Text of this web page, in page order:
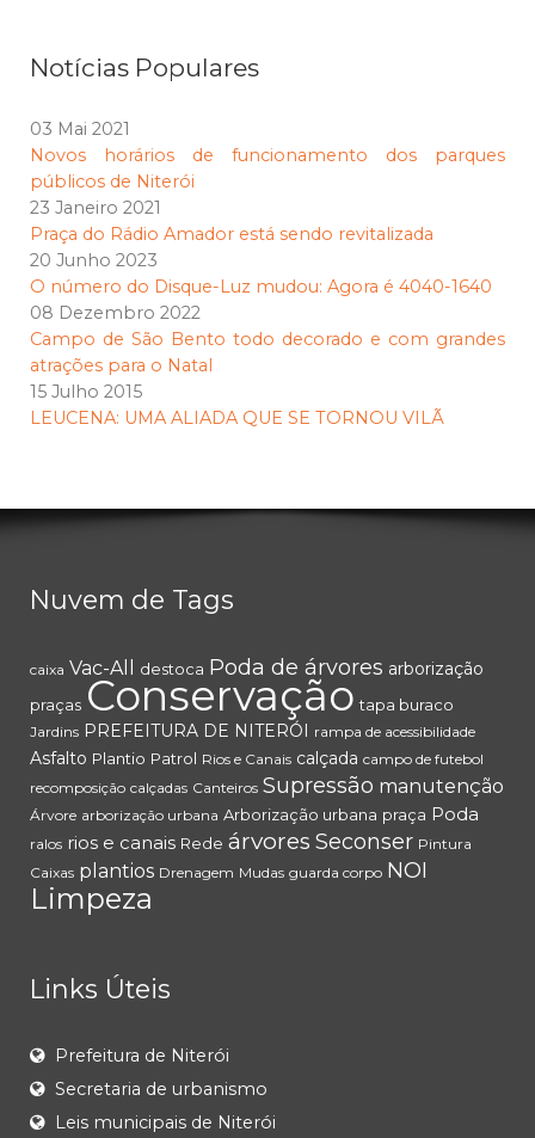
Notícias Populares
03 Mai 2021
Novos horários de funcionamento dos parques
públicos de Niterói
23 Janeiro 2021
Praça do Rádio Amador está sendo revitalizada
20 Junho 2023
O número do Disque-Luz mudou: Agora é 4040-1640
08 Dezembro 2022
Campo de São Bento todo decorado e com grandes
atrações para o Natal
15 Julho 2015
LEUCENA: UMA ALIADA QUE SE TORNOU VILÃ
Nuvem de Tags
caixa Vac-All destoca Poda de árvores arborização
praças Conservação tapa buraco
Jardins PREFEITURA DE NITERÓI rampa de acessibilidade
Asfalto Plantio Patrol Rios e Canais calçada campo de futebol
recomposição calçadas Canteiros Supressão manutenção
Árvore arborização urbana Arborização urbana praça Poda
ralos rios e canais Rede árvores Seconser Pintura
Caixas plantios Drenagem Mudas guarda corpo NOI
Limpeza
Links Úteis
Prefeitura de Niterói
Secretaria de urbanismo
Leis municipais de Niterói